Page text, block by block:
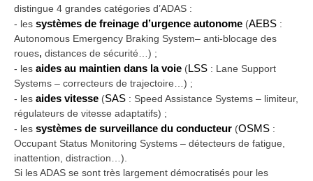
distingue 4 grandes catégories d’ADAS :
- les systèmes de freinage d’urgence autonome (AEBS :
Autonomous Emergency Braking System– anti-blocage des
roues, distances de sécurité…) ;
- les aides au maintien dans la voie (LSS : Lane Support
Systems – correcteurs de trajectoire…) ;
- les aides vitesse (SAS : Speed Assistance Systems – limiteur,
régulateurs de vitesse adaptatifs) ;
- les systèmes de surveillance du conducteur (OSMS :
Occupant Status Monitoring Systems – détecteurs de fatigue,
inattention, distraction…).
Si les ADAS se sont très largement démocratisés pour les